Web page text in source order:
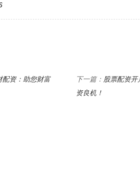
配资：助您财富
下一篇： 股票配资
资良机！